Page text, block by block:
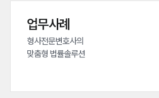
업무사례
형사전문변호사의
맞춤형 법률솔루션